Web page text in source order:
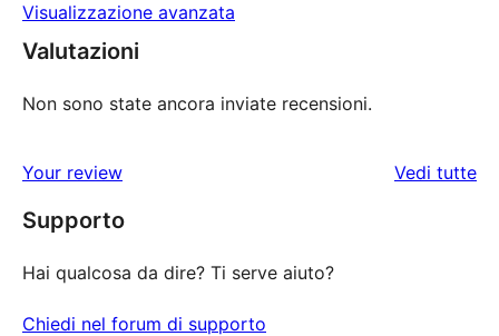
Visualizzazione avanzata
Valutazioni
Non sono state ancora inviate recensioni.
Your review Vedi tuttele
Supporto
Hai qualcosa da dire? Ti serve aiuto?
Chiedi nel forum di supporto